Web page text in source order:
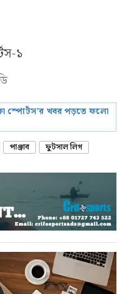
১
স্পোর্টস’র খবর পড়তে ফলো
পাঞ্জাব
ফুটসাল লিগ